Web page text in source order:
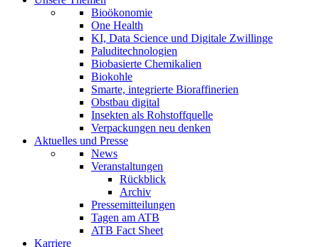
Bioökonomie
One Health
KI, Data Science und Digitale Zwillinge
Paluditechnologien
Biobasierte Chemikalien
Biokohle
Smarte, integrierte Bioraffinerien
Obstbau digital
Insekten als Rohstoffquelle
Verpackungen neu denken
Aktuelles und Presse
News
Veranstaltungen
Rückblick
Archiv
Pressemitteilungen
Tagen am ATB
ATB Fact Sheet
Karriere